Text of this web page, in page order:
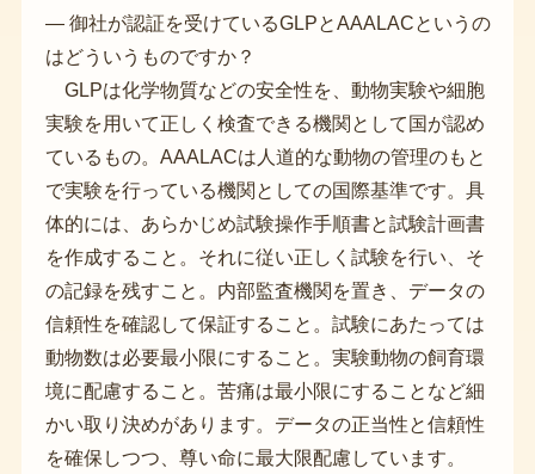
― 御社が認証を受けているGLPとAAALACというの
はどういうものですか？
GLPは化学物質などの安全性を、動物実験や細胞
実験を用いて正しく検査できる機関として国が認め
ているもの。AAALACは人道的な動物の管理のもと
で実験を行っている機関としての国際基準です。具
体的には、あらかじめ試験操作手順書と試験計画書
を作成すること。それに従い正しく試験を行い、そ
の記録を残すこと。内部監査機関を置き、データの
信頼性を確認して保証すること。試験にあたっては
動物数は必要最小限にすること。実験動物の飼育環
境に配慮すること。苦痛は最小限にすることなど細
かい取り決めがあります。データの正当性と信頼性
を確保しつつ、尊い命に最大限配慮しています。